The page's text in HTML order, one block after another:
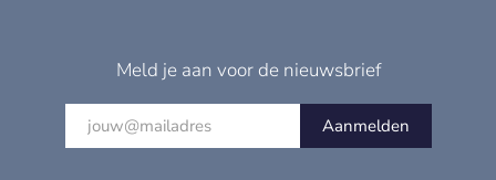
Meld je aan voor de nieuwsbrief
Aanmelden